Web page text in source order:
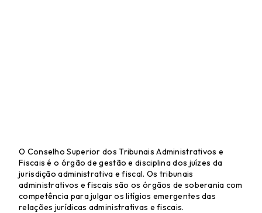
O Conselho Superior dos Tribunais Administrativos e
Fiscais é o órgão de gestão e disciplina dos juízes da
jurisdição administrativa e fiscal. Os tribunais
administrativos e fiscais são os órgãos de soberania com
competência para julgar os litígios emergentes das
relações jurídicas administrativas e fiscais.